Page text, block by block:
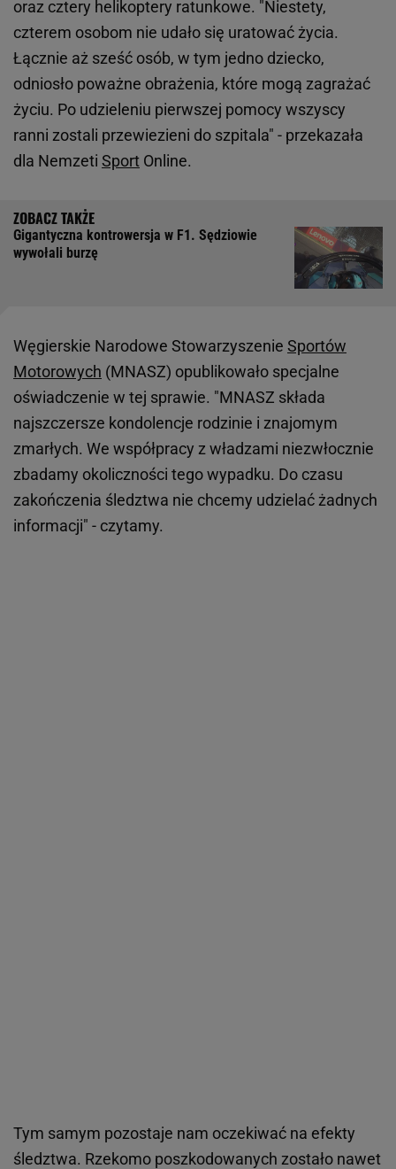
oraz cztery helikoptery ratunkowe. "Niestety,
czterem osobom nie udało się uratować życia.
Łącznie aż sześć osób, w tym jedno dziecko,
odniosło poważne obrażenia, które mogą zagrażać
życiu. Po udzieleniu pierwszej pomocy wszyscy
ranni zostali przewiezieni do szpitala" - przekazała
dla Nemzeti Sport Online.
Gigantyczna kontrowersja w F1. Sędziowie
wywołali burzę
Węgierskie Narodowe Stowarzyszenie Sportów
Motorowych (MNASZ) opublikowało specjalne
oświadczenie w tej sprawie. "MNASZ składa
najszczersze kondolencje rodzinie i znajomym
zmarłych. We współpracy z władzami niezwłocznie
zbadamy okoliczności tego wypadku. Do czasu
zakończenia śledztwa nie chcemy udzielać żadnych
informacji" - czytamy.
Tym samym pozostaje nam oczekiwać na efekty
śledztwa. Rzekomo poszkodowanych zostało nawet